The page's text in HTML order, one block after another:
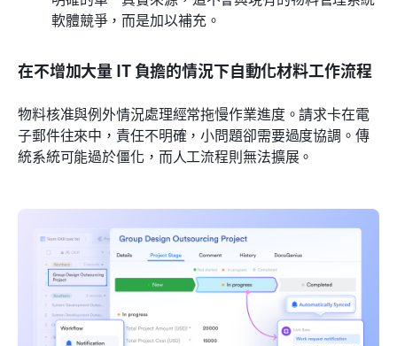
軟體競爭，而是加以補充。
在不增加大量 IT 負擔的情況下自動化材料工作流程
物料核准與例外情況處理經常拖慢作業進度。請求卡在電
子郵件往來中，責任不明確，小問題卻需要過度協調。傳
統系統可能過於僵化，而人工流程則無法擴展。